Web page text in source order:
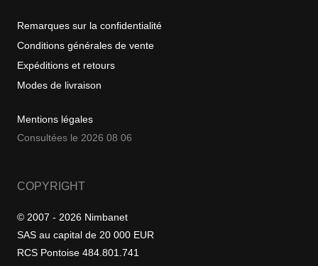
Remarques sur la confidentialité
Conditions générales de vente
Expéditions et retours
Modes de livraison
Mentions légales
Consultées le 2026 08 06
COPYRIGHT
© 2007 - 2026 Nimbanet
SAS au capital de 20 000 EUR
RCS Pontoise 484.801.741